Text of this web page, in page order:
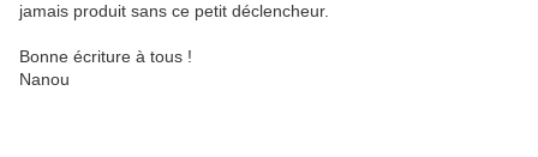
jamais produit sans ce petit déclencheur.
Bonne écriture à tous !
Nanou